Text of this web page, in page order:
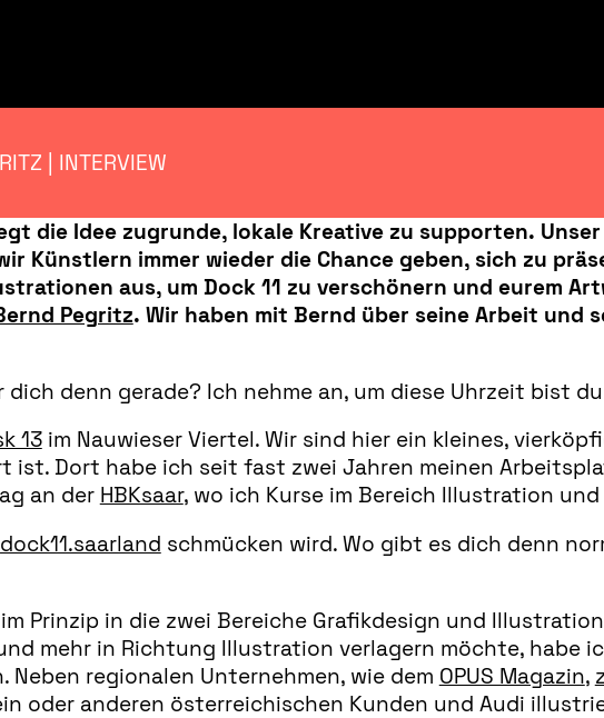
| INTERVIEW
die Idee zugrunde, lokale Kreative zu supporten.
Künstlern immer wieder die Chance geben, sich zu
aus, um Dock 11 zu verschönern und eurem
Pegritz. Wir haben mit Bernd über seine Arbeit und
dich denn gerade? Ich nehme an, um diese Uhrzeit bist
13im Nauwieser Viertel. Wir sind hier ein kleines,
Dort habe ich seit fast zwei Jahren meinen
an der HBKsaar, wo ich Kurse im Bereich Illustration
dock11.saarland schmücken wird. Wo gibt es dich denn
Prinzip in die zwei Bereiche Grafikdesign und
mehr in Richtung Illustration verlagern möchte, habe
Neben regionalen Unternehmen, wie dem OPUS Magazin,
oder anderen österreichischen Kunden und Audi